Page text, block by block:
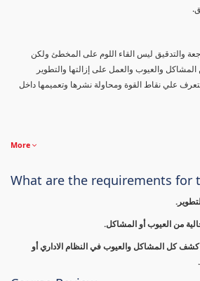
والتدقيق ليس القاء اللوم على المخطئ ولكن
والعيوب والعمل على إزالتها والتطوير
علي نقاط القوة ومحاولة نشرها وتعميمها داخل
More
What are the requirements for
من العيوب أو المشاكل.
كل المشاكل والعيوب في النظام الاداري أو